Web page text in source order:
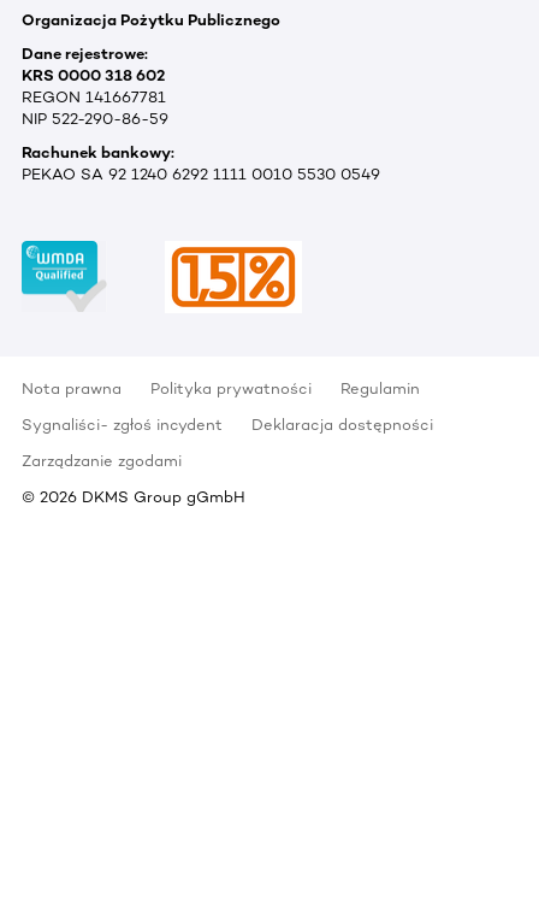
Organizacja Pożytku Publicznego
Dane rejestrowe:
KRS 0000 318 602
REGON 141667781
NIP 522-290-86-59
Rachunek bankowy:
PEKAO SA 92 1240 6292 1111 0010 5530 0549
Nota prawna Polityka prywatności
Regulamin
Sygnaliści- zgłoś incydent
Deklaracja dostępności
Zarządzanie zgodami
© 2026 DKMS Group gGmbH